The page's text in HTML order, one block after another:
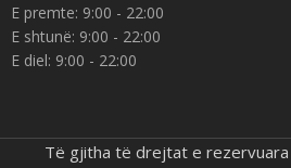
E premte: 9:00 - 22:00
E shtunë: 9:00 - 22:00
E diel: 9:00 - 22:00
Të gjitha të drejtat e